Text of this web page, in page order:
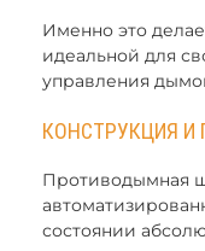
Именно это
идеальной для
управления
КОНСТРУКЦИЯ И
Противодымная
состоянии